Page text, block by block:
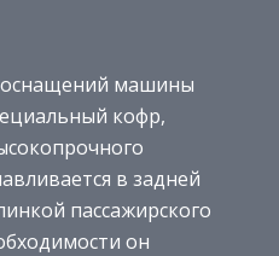
машины
кофр,
в задней
пассажирского
он